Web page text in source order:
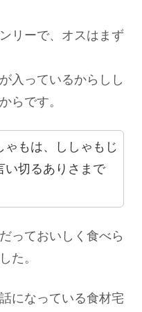
リーで、オスはまず
入っているからしし
らです。
ゃもは、ししゃもじ
い切るありさまで
っておいしく食べら
た。
になっている食材宅